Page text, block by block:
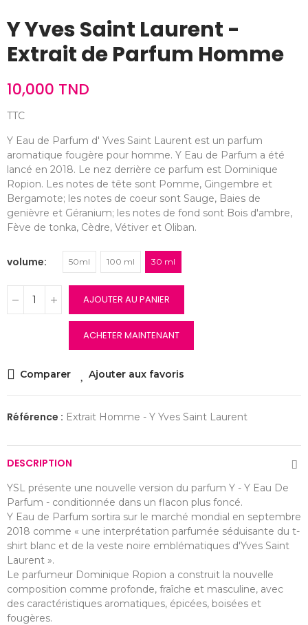
Y Yves Saint Laurent -
Extrait de Parfum Homme
10,000 TND
TTC
Y Eau de Parfum d' Yves Saint Laurent est un parfum
aromatique fougère pour homme. Y Eau de Parfum a été
lancé en 2018. Le nez derrière ce parfum est Dominique
Ropion. Les notes de tête sont Pomme, Gingembre et
Bergamote; les notes de coeur sont Sauge, Baies de
genièvre et Géranium; les notes de fond sont Bois d'ambre,
Fève de tonka, Cèdre, Vétiver et Oliban.
volume 50ml 100 ml 30 ml
AJOUTER AU PANIER
ACHETER MAINTENANT
Comparer Ajouter aux favoris
Référence : Extrait Homme - Y Yves Saint Laurent
DESCRIPTION
YSL présente une nouvelle version du parfum Y - Y Eau De
Parfum - conditionnée dans un flacon plus foncé.
Y Eau de Parfum sortira sur le marché mondial en septembre
2018 comme « une interprétation parfumée séduisante du t-
shirt blanc et de la veste noire emblématiques d'Yves Saint
Laurent ».
Le parfumeur Dominique Ropion a construit la nouvelle
composition comme profonde, fraîche et masculine, avec
des caractéristiques aromatiques, épicées, boisées et
fougères.